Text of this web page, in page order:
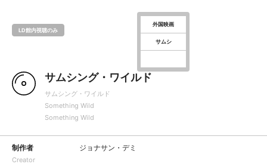
LD館内視聴のみ
外国映画
サムシ
サムシング・ワイルド
サムシング・ワイルド
Something Wild
Something Wild
制作者
Creator
ジョナサン・デミ